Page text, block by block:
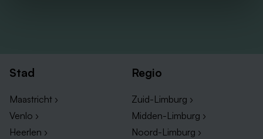
Stad
Maastricht ›
Venlo ›
Heerlen ›
Regio
Zuid-Limburg ›
Midden-Limburg ›
Noord-Limburg ›